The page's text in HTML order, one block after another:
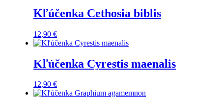
Kľúčenka Cethosia biblis
12,90 €
Kľúčenka Cyrestis maenalis
12,90 €